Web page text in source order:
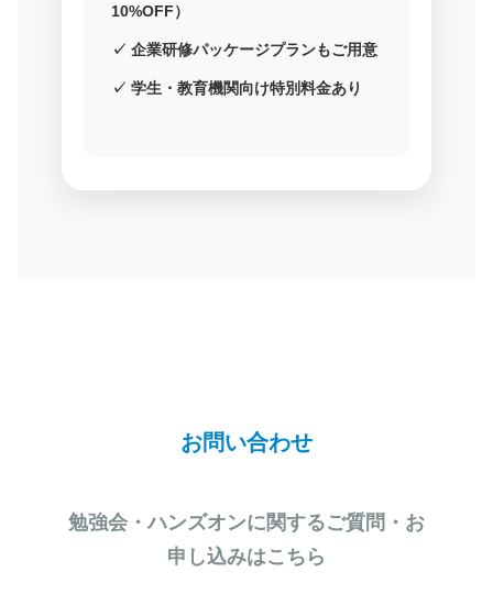
10%OFF）
✓ 企業研修パッケージプランもご用意
✓ 学生・教育機関向け特別料金あり
お問い合わせ
勉強会・ハンズオンに関するご質問・お
申し込みはこちら